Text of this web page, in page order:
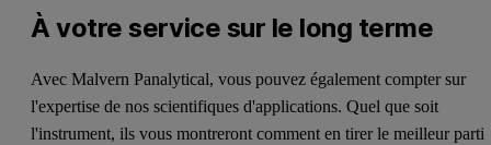
À votre service sur le long terme
Avec Malvern Panalytical, vous pouvez également compter sur
l'expertise de nos scientifiques d'applications. Quel que soit
l'instrument, ils vous montreront comment en tirer le meilleur parti